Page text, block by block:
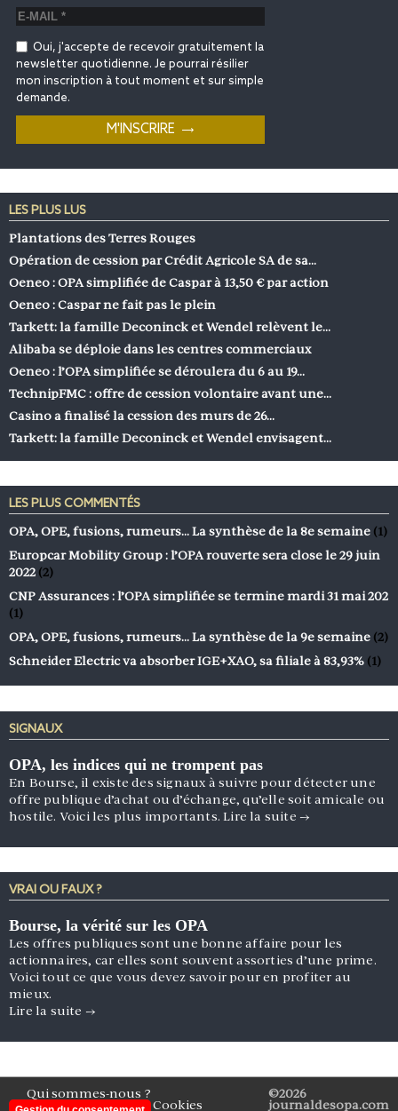
Oui, j'accepte de recevoir gratuitement la
newsletter quotidienne. Je pourrai résilier
mon inscription à tout moment et sur simple
demande.
LES PLUS LUS
Plantations des Terres Rouges
Opération de cession par Crédit Agricole SA de sa…
Oeneo : OPA simplifiée de Caspar à 13,50 € par action
Oeneo : Caspar ne fait pas le plein
Tarkett: la famille Deconinck et Wendel relèvent le…
Alibaba se déploie dans les centres commerciaux
Oeneo : l’OPA simplifiée se déroulera du 6 au 19…
TechnipFMC : offre de cession volontaire avant une…
Casino a finalisé la cession des murs de 26…
Tarkett: la famille Deconinck et Wendel envisagent…
LES PLUS COMMENTÉS
OPA, OPE, fusions, rumeurs… La synthèse de la 8e semaine (1)
Europcar Mobility Group : l’OPA rouverte sera close le 29 juin
2022 (2)
CNP Assurances : l’OPA simplifiée se termine mardi 31 mai 202
(1)
OPA, OPE, fusions, rumeurs… La synthèse de la 9e semaine (2)
Schneider Electric va absorber IGE+XAO, sa filiale à 83,93% (1)
SIGNAUX
OPA, les indices qui ne trompent pas
En Bourse, il existe des signaux à suivre pour détecter une
offre publique d’achat ou d’échange, qu’elle soit amicale ou
hostile. Voici les plus importants.Lire la suite →
VRAI OU FAUX ?
Bourse, la vérité sur les OPA
Les offres publiques sont une bonne affaire pour les
actionnaires, car elles sont souvent assorties d’une prime.
Voici tout ce que vous devez savoir pour en profiter au
mieux.
Lire la suite →
Qui sommes-nous ?
Mentions légales
Cookies
©2026
journaldesopa.com